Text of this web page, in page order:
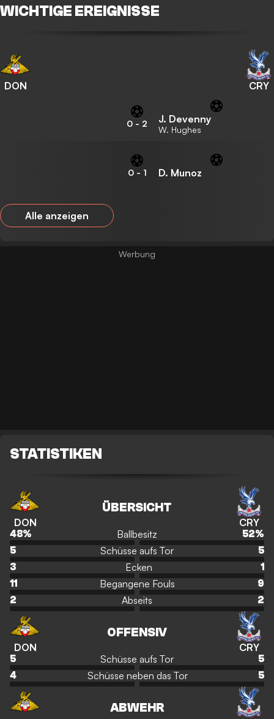
WICHTIGE EREIGNISSE
DON CRY
0 - 2 J. Devenny
W. Hughes
0- 1 D. Munoz
Alle anzeigen
STATISTIKEN
DON
ÜBERSICHT
CRY
48% Ballbesitz 52%
5
Schüsse aufs Tor
5
3
Ecken
1
11
Begangene Fouls
9
2
Abseits 2
DON
OFFENSIV
CRY
5 Schüsse aufs Tor
5
4
Schüsse neben das Tor 5
ABWEHR